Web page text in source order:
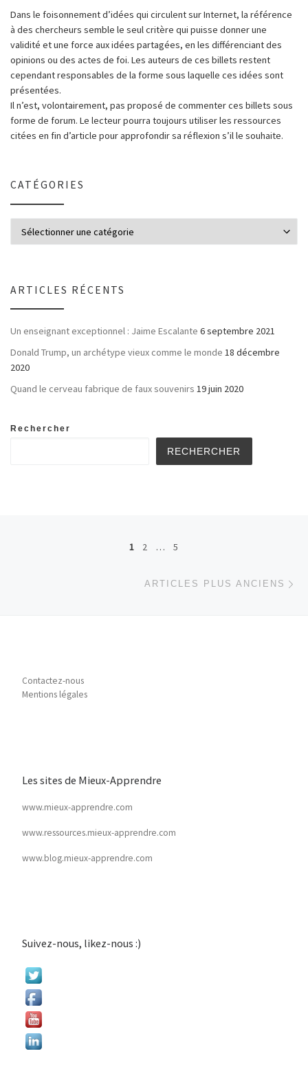
Dans le foisonnement d’idées qui circulent sur Internet, la référence
à des chercheurs semble le seul critère qui puisse donner une
validité et une force aux idées partagées, en les différenciant des
opinions ou des actes de foi. Les auteurs de ces billets restent
cependant responsables de la forme sous laquelle ces idées sont
présentées.
Il n’est, volontairement, pas proposé de commenter ces billets sous
forme de forum. Le lecteur pourra toujours utiliser les ressources
citées en fin d’article pour approfondir sa réflexion s’il le souhaite.
CATÉGORIES
ARTICLES RÉCENTS
Un enseignant exceptionnel : Jaime Escalante 6 septembre 2021
Donald Trump, un archétype vieux comme le monde 18 décembre
2020
Quand le cerveau fabrique de faux souvenirs 19 juin 2020
Rechercher
RECHERCHER
Navigation dans les articles
1 2 … 5
ARTICLES PLUS ANCIENS
Contactez-nous
Mentions légales
Les sites de Mieux-Apprendre
www.mieux-apprendre.com
www.ressources.mieux-apprendre.com
www.blog.mieux-apprendre.com
Suivez-nous, likez-nous :)